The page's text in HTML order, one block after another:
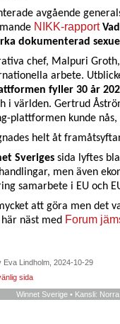
avgående
NIKK-rapport
dokumenterad
chef, Malpuri
arbete.
fyller 30 år
i världen. Gertrud
plattformen kunde
helt åt
Sveriges sida lyftes
men även
samarbete i EU och
att göra men det
näst med Forum
Eva Lindholm, 2024-10-29
sida
Winnet Sverige • Kansli: